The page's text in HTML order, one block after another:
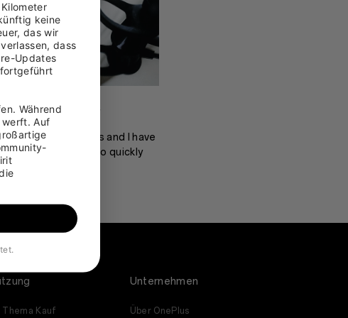
as seen by
in a Sainsburry’s and I have
whenever I have to quickly
I want to hear the city, not
Thema Kauf
Unternehmen
Über OnePlus
keine
das wir
dass
Updates
Während
werft. Auf